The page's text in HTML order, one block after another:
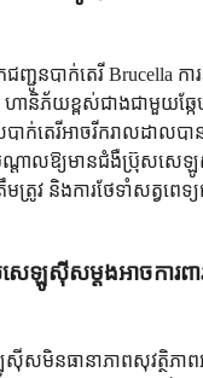
ញ្ជូនបាក់តេរី Brucella ក
ានិភ័យខ្ពស់ជាងជាមួយឆ្កែ
បាក់តេរីអាចរីករាលដាលប
ណ្តាលឱ្យមានជំងឺប្រ៊ុសស
ត្រូវ និងការថែទាំសត្វពេ
េឡូស៊ីសម្តងអាចការពារ
សមិនធានាភាពសុវត្ថិភាព